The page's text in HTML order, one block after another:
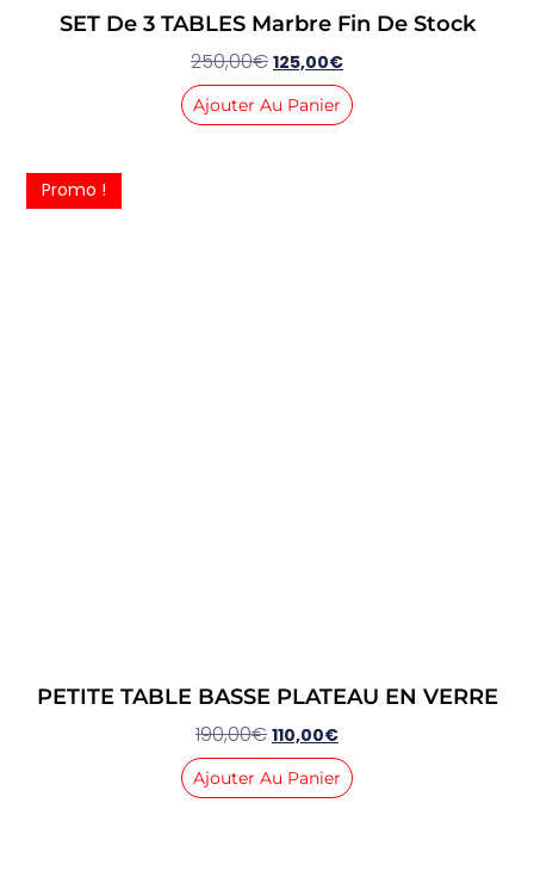
SET De 3 TABLES Marbre Fin De Stock
250,00€ 125,00€
Ajouter Au Panier
Promo !
PETITE TABLE BASSE PLATEAU EN VERRE
190,00€ 110,00€
Ajouter Au Panier